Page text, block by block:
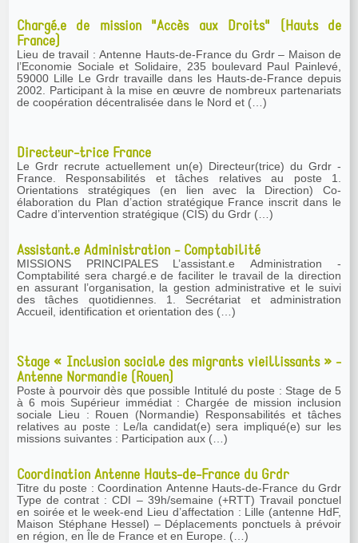
Chargé.e de mission "Accès aux Droits" (Hauts de
France)
Lieu de travail : Antenne Hauts-de-France du Grdr – Maison de
l’Economie Sociale et Solidaire, 235 boulevard Paul Painlevé,
59000 Lille Le Grdr travaille dans les Hauts-de-France depuis
2002. Participant à la mise en œuvre de nombreux partenariats
de coopération décentralisée dans le Nord et (…)
Directeur-trice France
Le Grdr recrute actuellement un(e) Directeur(trice) du Grdr -
France. Responsabilités et tâches relatives au poste 1.
Orientations stratégiques (en lien avec la Direction) Co-
élaboration du Plan d’action stratégique France inscrit dans le
Cadre d’intervention stratégique (CIS) du Grdr (…)
Assistant.e Administration - Comptabilité
MISSIONS PRINCIPALES L’assistant.e Administration -
Comptabilité sera chargé.e de faciliter le travail de la direction
en assurant l’organisation, la gestion administrative et le suivi
des tâches quotidiennes. 1. Secrétariat et administration
Accueil, identification et orientation des (…)
Stage « Inclusion sociale des migrants vieillissants » -
Antenne Normandie (Rouen)
Poste à pourvoir dès que possible Intitulé du poste : Stage de 5
à 6 mois Supérieur immédiat : Chargée de mission inclusion
sociale Lieu : Rouen (Normandie) Responsabilités et tâches
relatives au poste : Le/la candidat(e) sera impliqué(e) sur les
missions suivantes : Participation aux (…)
Coordination Antenne Hauts-de-France du Grdr
Titre du poste : Coordination Antenne Hauts-de-France du Grdr
Type de contrat : CDI – 39h/semaine (+RTT) Travail ponctuel
en soirée et le week-end Lieu d’affectation : Lille (antenne HdF,
Maison Stéphane Hessel) – Déplacements ponctuels à prévoir
en région, en Île de France et en Europe. (…)